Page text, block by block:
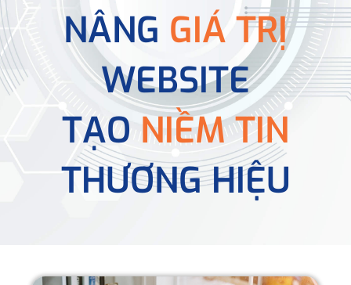
NÂNG GIÁ TRỊ
WEBSITE
TẠONIỀM TIN
THƯƠNG HIỆU